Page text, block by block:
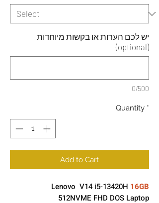
יש לכם הערות או בקשות מיוחדות
(optional)
0/500
Quantity *
Add to Cart
Lenovo V14 i5-13420H 16GB
512NVME FHD DOS Laptop